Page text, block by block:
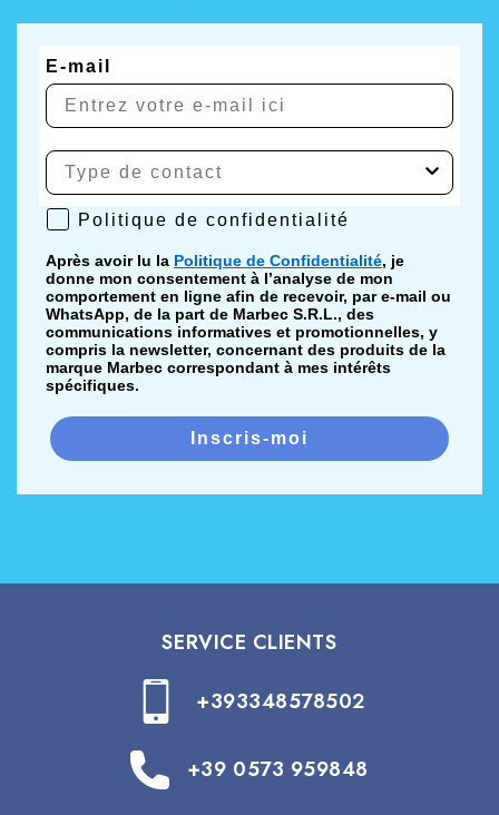
E-mail
Politique de confidentialité
Politique de confidentialité
Après avoir lu la Politique de Confidentialité, je
donne mon consentement à l’analyse de mon
comportement en ligne afin de recevoir, par e-mail ou
WhatsApp, de la part de Marbec S.R.L., des
communications informatives et promotionnelles, y
compris la newsletter, concernant des produits de la
marque Marbec correspondant à mes intérêts
spécifiques.
Inscris-moi
SERVICE CLIENTS
+393348578502
+39 0573 959848